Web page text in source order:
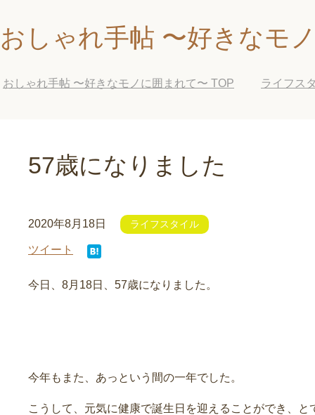
おしゃれ手帖 〜好きなモ
おしゃれ手帖 〜好きなモノに囲まれて〜 TOP ライフス
57歳になりました
2020年8月18日 ライフスタイル
ツイート
今日、8月18日、57歳になりました。
今年もまた、あっという間の一年でした。
こうして、元気に健康で誕生日を迎えることができ、と